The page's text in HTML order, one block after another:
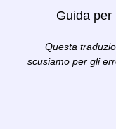
Guida per
Questa
scusiamo per gli